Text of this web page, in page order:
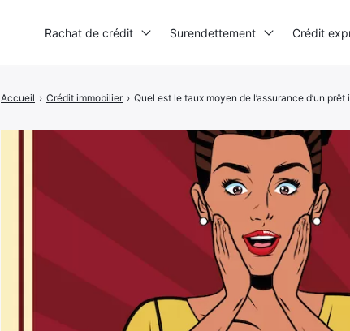
Accueil › Crédit immobilier › Quel est le taux moyen de l’assurance d’un prêt
Rachat de crédit Surendettement Crédit
Rechercher